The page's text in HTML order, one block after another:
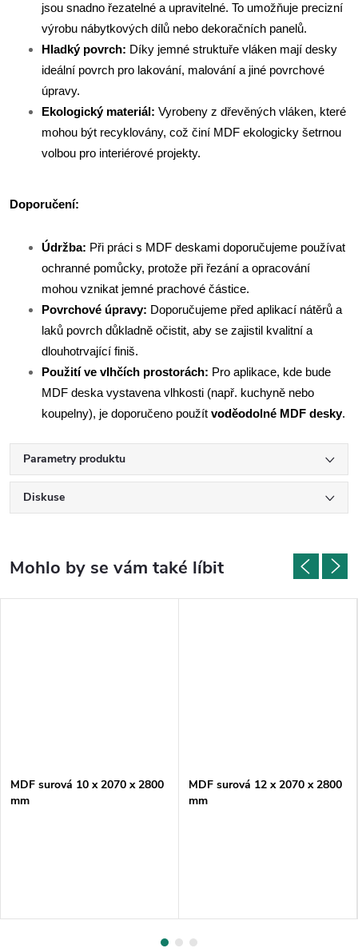
jsou snadno řezatelné a upravitelné. To umožňuje precizní
výrobu nábytkových dílů nebo dekoračních panelů.
Hladký povrch: Díky jemné struktuře vláken mají desky
ideální povrch pro lakování, malování a jiné povrchové
úpravy.
Ekologický materiál: Vyrobeny z dřevěných vláken, které
mohou být recyklovány, což činí MDF ekologicky šetrnou
volbou pro interiérové projekty.
Doporučení:
Údržba: Při práci s MDF deskami doporučujeme používat
ochranné pomůcky, protože při řezání a opracování
mohou vznikat jemné prachové částice.
Povrchové úpravy: Doporučujeme před aplikací nátěrů a
laků povrch důkladně očistit, aby se zajistil kvalitní a
dlouhotrvající finiš.
Použití ve vlhčích prostorách: Pro aplikace, kde bude
MDF deska vystavena vlhkosti (např. kuchyně nebo
koupelny), je doporučeno použít voděodolné MDF desky.
Parametry produktu
Diskuse
MDF surová 10 x 2070 x 2800
mm
MDF surová 12 x 2070 x 2800
mm